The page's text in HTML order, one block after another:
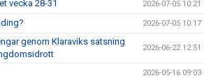
vecka 28-31 2026-07-05 10:21
2026-07-05 10:17
genom Klaraviks satsning
2026-06-22 12:51
2026-05-16 09:03